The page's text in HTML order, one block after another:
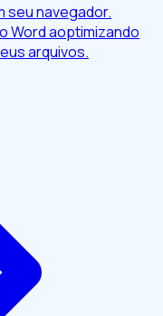
seu navegador.
Word aoptimizando
arquivos.